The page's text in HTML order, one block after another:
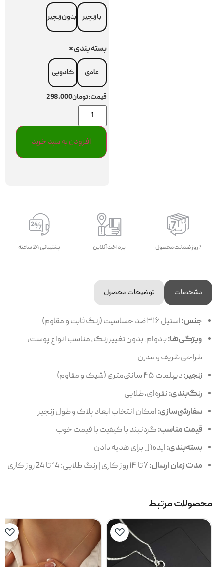
با زنجیر بدون زنجیر
بسته بندی*
عادی کادویی
قیمت:تومان298,000
افزودن به سبد خرید
7 روز ضمانت محصول پرداخت آنلاین پشتیبانی 24 ساعته
مشخصات توضیحات محصول
جنس:استیل ۳۱۶ ضد حساسیت (رنگ ثابت و مقاوم)
ویژگی‌ها:بادوام، بدون تغییر رنگ، مناسب انواع پوست،
طراحی ظریف و مدرن
زنجیر:دیپلمات ۴۵ سانتی‌متری (شیک و مقاوم)
رنگ‌بندی:نقره‌ای، طلایی
سفارشی‌سازی:امکان انتخاب ابعاد پلاک و طول زنجیر
قیمت مناسب:گردنبند با کیفیت با قیمت خوب
بسته‌بندی:ایده‌آل برای هدیه دادن
مدت زمان ارسال:
محصولات مرتبط